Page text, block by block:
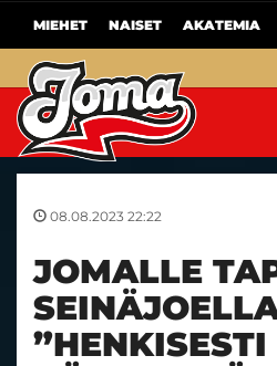
MIEHET NAISET AKATEMIA
08.08.2023 22:22
JOMALLE
”HENKISESTI